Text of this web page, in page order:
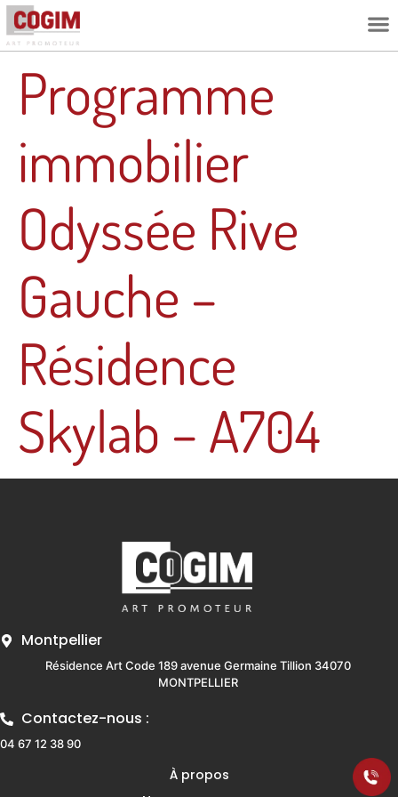
Programme
immobilier
Odyssée Rive
Gauche –
Résidence
Skylab – A704
Montpellier
Résidence Art Code 189 avenue Germaine Tillion 34070
MONTPELLIER
Contactez-nous :
04 67 12 38 90
À propos